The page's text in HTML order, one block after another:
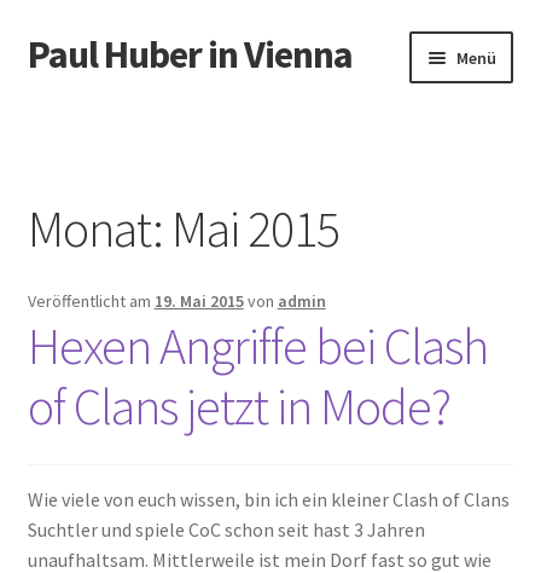
Zur
Navigation
Zum
Inhalt
Paul Huber in Vienna Menü
Monat: Mai 2015
Veröffentlicht am 19. Mai 2015von admin
Hexen Angriffe bei Clash
of Clans jetzt in Mode?
Wie viele von euch wissen, bin ich ein kleiner Clash of Clans
Suchtler und spiele CoC schon seit hast 3 Jahren
unaufhaltsam. Mittlerweile ist mein Dorf fast so gut wie